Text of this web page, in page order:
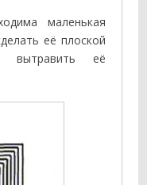
маленькая
её плоской
её